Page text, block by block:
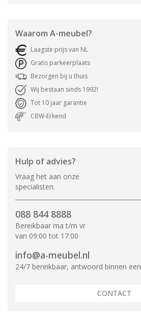
Waarom A-meubel?
Laagste prijs van NL
Gratis parkeerplaats
Bezorgen bij u thuis
Wij bestaan sinds 1992!
Tot 10 jaar garantie
CBW-Erkend
Hulp of advies?
Vraag het aan onze
specialisten.
088 844 8888
Bereikbaar ma t/m vr
van 09:00 tot 17:00
info@a-meubel.nl
24/7 bereikbaar, antwoord binnen
CONTACT